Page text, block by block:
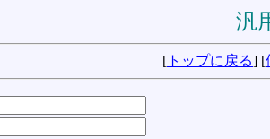
汎
[ トップに戻る] [